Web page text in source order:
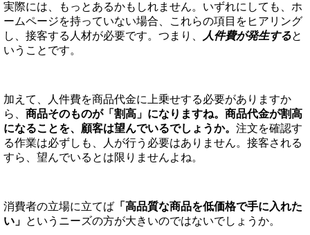
実際には、もっとあるかもしれません。いずれにしても、ホ
ームページを持っていない場合、これらの項目をヒアリング
し、接客する人材が必要です。つまり、
人件費が発生すると
いうことです。
加えて、人件費を商品代金に上乗せする必要がありますか
ら、 商品そのものが「割高」になりますね。商品代金が割高
になることを、顧客は望んでいるでしょうか。 注文を確認す
る作業は必ずしも、人が行う必要はありません。接客される
すら、望んでいるとは限りませんよね。
消費者の立場に立てば 「高品質な商品を低価格で手に入れた
い」 というニーズの方が大きいのではないでしょうか。